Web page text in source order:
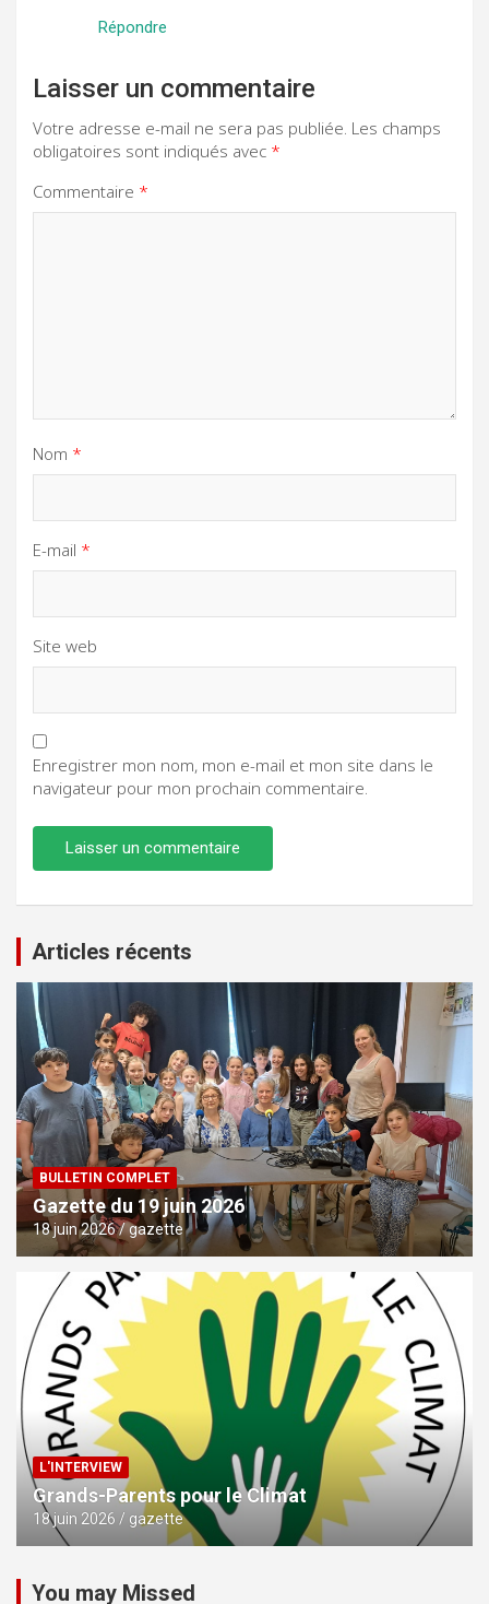
Répondre
Laisser un commentaire
Votre adresse e-mail ne sera pas publiée. Les champs
obligatoires sont indiqués avec *
Commentaire *
Nom *
E-mail *
Site web
Enregistrer mon nom, mon e-mail et mon site dans le
navigateur pour mon prochain commentaire.
Articles récents
BULLETIN COMPLET
Gazette du 19 juin 2026
18 juin 2026 gazette
L'INTERVIEW
Grands-Parents pour le Climat
18 juin 2026 gazette
You may Missed